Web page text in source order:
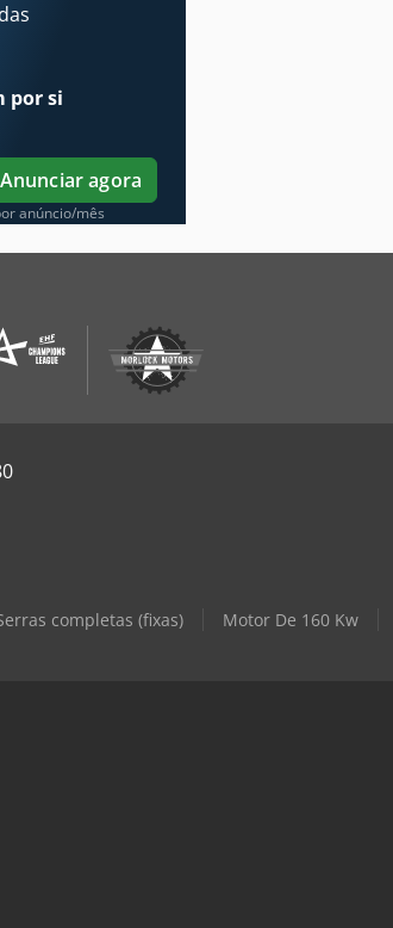
por si
Anunciar agora
anúncio/mês
completas (fixas)
Motor De 160 Kw